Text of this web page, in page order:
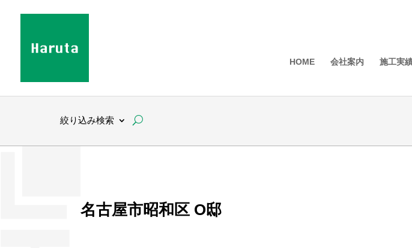
HOME 会社案内 施工実
絞り込み検索
名古屋市昭和区 O邸